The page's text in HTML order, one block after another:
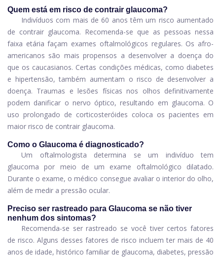
Quem está em risco de contrair glaucoma?
Indivíduos com mais de 60 anos têm um risco aumentado
de contrair glaucoma. Recomenda-se que as pessoas nessa
faixa etária façam exames oftalmológicos regulares. Os afro-
americanos são mais propensos a desenvolver a doença do
que os caucasianos. Certas condições médicas, como diabetes
e hipertensão, também aumentam o risco de desenvolver a
doença. Traumas e lesões físicas nos olhos definitivamente
podem danificar o nervo óptico, resultando em glaucoma. O
uso prolongado de corticosteróides coloca os pacientes em
maior risco de contrair glaucoma.
Como o Glaucoma é diagnosticado?
Um oftalmologista determina se um indivíduo tem
glaucoma por meio de um exame oftalmológico dilatado.
Durante o exame, o médico consegue avaliar o interior do olho,
além de medir a pressão ocular.
Preciso ser rastreado para Glaucoma se não tiver
nenhum dos sintomas?
Recomenda-se ser rastreado se você tiver certos fatores
de risco. Alguns desses fatores de risco incluem ter mais de 40
anos de idade, histórico familiar de glaucoma, diabetes, pressão